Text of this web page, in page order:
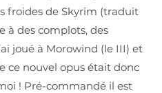
froides de Skyrim (traduit
à des complots, des
joué à Morowind (le III) et
ce nouvel opus était donc
! Pré-commandé il est